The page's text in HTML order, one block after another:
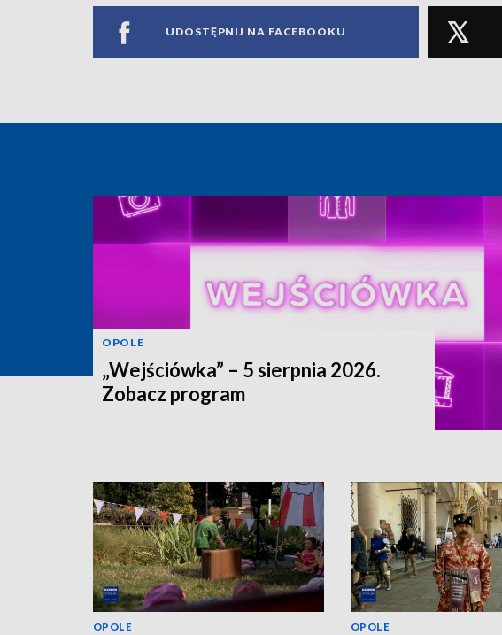
UDOSTĘPNIJ NA FACEBOOKU
OPOLE
„Wejściówka” – 5 sierpnia 2026.
Zobacz program
OPOLE OPOLE